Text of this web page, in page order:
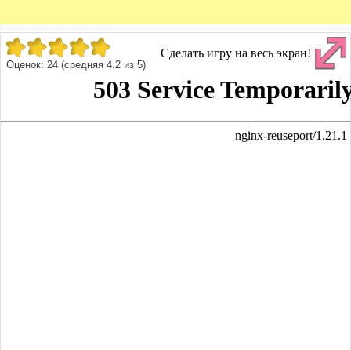
Оценок: 24 (средняя 4.2 из 5)
Сделать игру на весь экран!